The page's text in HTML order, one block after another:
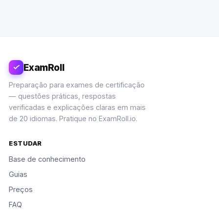
ExamRoll
Preparação para exames de certificação
— questões práticas, respostas
verificadas e explicações claras em mais
de 20 idiomas. Pratique no ExamRoll.io.
ESTUDAR
Base de conhecimento
Guias
Preços
FAQ